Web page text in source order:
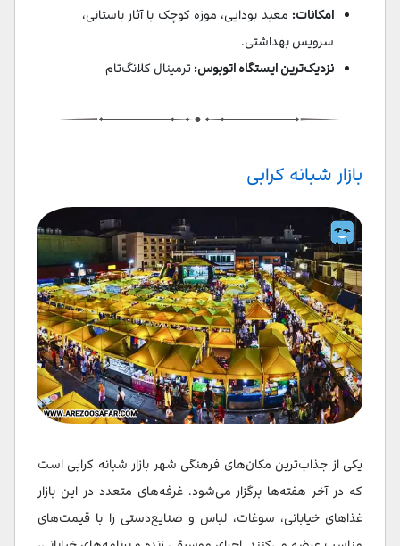
امکانات: معبد بودایی، موزه کوچک با آثار باستانی،
سرویس بهداشتی.
نزدیک‌ترین ایستگاه اتوبوس: ترمینال کلانگ‌تام
بازار شبانه کرابی
یکی از جذاب‌ترین مکان‌های فرهنگی شهر بازار شبانه کرابی است
که در آخر هفته‌ها برگزار می‌شود. غرفه‌های متعدد در این بازار
غذاهای خیابانی، سوغات، لباس و صنایع‌دستی را با قیمت‌های